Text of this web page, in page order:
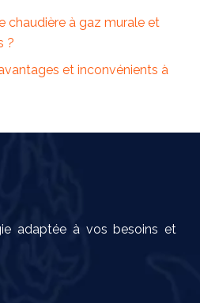
chaudière à gaz murale et
?
et inconvénients à
adaptée à vos besoins et